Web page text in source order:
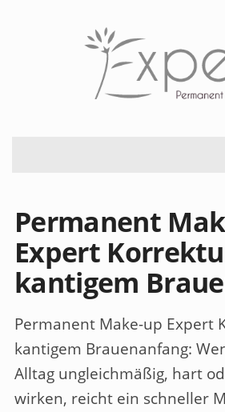
Permanent
Expert
kantigem
Permanent Make-up Expert
kantigem Brauenanfang:
Alltag ungleichmäßig, hart
wirken, reicht ein schneller